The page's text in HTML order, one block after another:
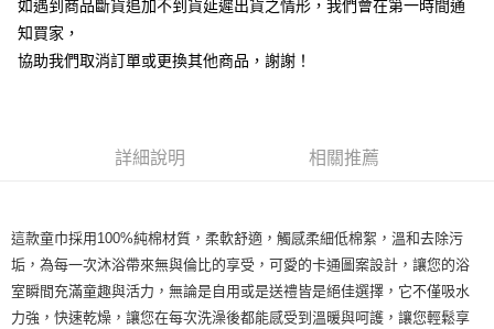
AFTEE先享後付
相關說明
【關於「AFTEE先享後付」】
３．安心：先確認商品／服務後，再付款。
結帳頁面，進行簡訊認證並確認金額後，即可完成結帳。
２．訂單成立數日內，您將收到繳費通知簡訊。
３．收到繳費通知簡訊後14天內，點擊此簡訊中的連結，可透過四大超商／
ATM／網路銀行／等多元方式進行付款，方視為交易完成。
※ 請注意：結帳手續完成當下不需立刻繳費，但若您需要取消訂單，請聯絡
每筆NT$60，滿NT$490(含以上)免運費
全家離島取貨付款
每筆NT$100，滿NT$1,000(含以上)免運費
如遇到商品斷貨追加不到貨延遲出貨之情形，我們會在第一時間通
知買家，
協助我們取消訂單或更換其他商品，謝謝！
詳細說明 相關推薦
這款童巾採用100%純棉材質，柔軟舒適，觸感柔細低棉絮，溫和去除污
垢，為每一次沐浴帶來無與倫比的享受，可愛的卡通圖案設計，讓您的浴
室瞬間充滿童趣與活力，無論是自用或是送禮皆是絕佳選擇，它不僅吸水
力強，快速乾燥，讓您在每次洗澡後都能感受到溫暖與呵護，讓您輕鬆享